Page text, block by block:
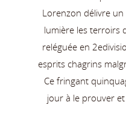
Lorenzon délivre
lumière les terroirs
reléguée en
esprits chagrins
Ce fringant
jour à le prouver